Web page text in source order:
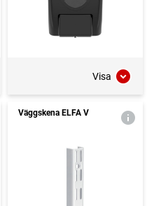
Visa
Väggskena ELFA V